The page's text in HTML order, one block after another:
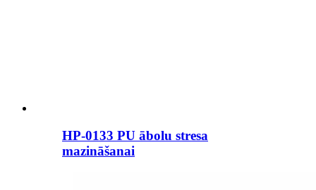
HP-0133 PU ābolu stresa
mazināšanai